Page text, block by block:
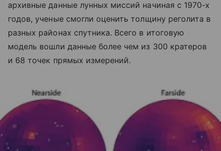
архивные данные лунных миссий начиная с 1970-х
годов, ученые смогли оценить толщину реголита в
разных районах спутника. Всего в итоговую
модель вошли данные более чем из 300 кратеров
и 68 точек прямых измерений.